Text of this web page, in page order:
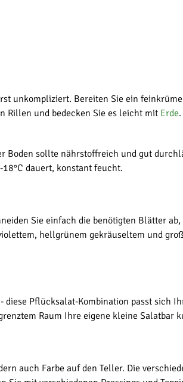
unkompliziert. Bereiten Sie ein
Rillen und bedecken Sie es leicht mit Erde
sollte nährstoffreich und gut
dauert, konstant feucht.
Sie einfach die benötigten Blätter
hellgrünem gekräuseltem und
Pflücksalat-Kombination passt sich
Raum Ihre eigene kleine Salatbar
auch Farbe auf den Teller. Die